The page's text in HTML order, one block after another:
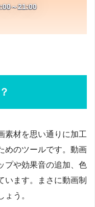
～21:00
素材を思い通りに加工
めのツールです。動画
プや効果音の追加、色
います。まさに動画制
う。